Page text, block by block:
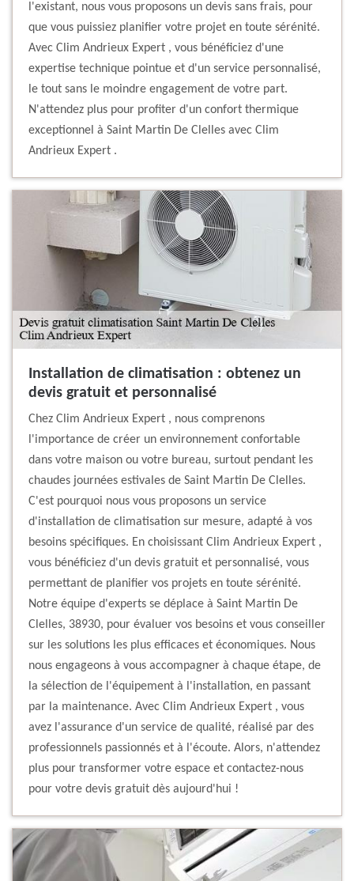
l'existant, nous vous proposons un devis sans frais, pour
que vous puissiez planifier votre projet en toute sérénité.
Avec Clim Andrieux Expert , vous bénéficiez d'une
expertise technique pointue et d'un service personnalisé,
le tout sans le moindre engagement de votre part.
N'attendez plus pour profiter d'un confort thermique
exceptionnel à Saint Martin De Clelles avec Clim
Andrieux Expert .
Installation de climatisation : obtenez un
devis gratuit et personnalisé
Chez Clim Andrieux Expert , nous comprenons
l'importance de créer un environnement confortable
dans votre maison ou votre bureau, surtout pendant les
chaudes journées estivales de Saint Martin De Clelles.
C'est pourquoi nous vous proposons un service
d'installation de climatisation sur mesure, adapté à vos
besoins spécifiques. En choisissant Clim Andrieux Expert ,
vous bénéficiez d'un devis gratuit et personnalisé, vous
permettant de planifier vos projets en toute sérénité.
Notre équipe d'experts se déplace à Saint Martin De
Clelles, 38930, pour évaluer vos besoins et vous conseiller
sur les solutions les plus efficaces et économiques. Nous
nous engageons à vous accompagner à chaque étape, de
la sélection de l'équipement à l'installation, en passant
par la maintenance. Avec Clim Andrieux Expert , vous
avez l'assurance d'un service de qualité, réalisé par des
professionnels passionnés et à l'écoute. Alors, n'attendez
plus pour transformer votre espace et contactez-nous
pour votre devis gratuit dès aujourd'hui !